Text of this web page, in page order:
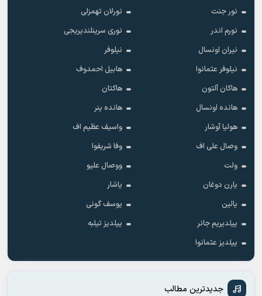
نور جنت
نورلان تهمزلی
نورم اندر
نوری سرینلندیریجی
نیران اونسال
نیلوفر
نیلوفر عثمانوا
هابیل احمدوف
هاکان آلتون
هاکتان
هانده اونسال
هانده ینر
هولیا آوشار
واسیف عظیم اف
وصال علی اف
وفا شریفوا
ولت
ووصال علیو
یارن دوغان
یاشار
یالین
یوسف گونی
ییلدیریم جانر
ییلدیز تیلبه
ییلدیز عثمانوا
جدیدترین مطالب